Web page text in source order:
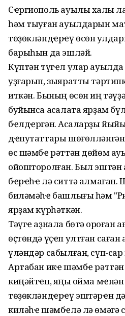
Сҽргиополь ауылы халҡы
һәм тыуған ауылдарын
төҙөкләндҽрҽү өсөн
барыһын да эшләй.
Күптән түгҽл улар
уҙғарып, зыяратты
иткән. Бының өсөн иң
буйынса аҡсалата ярҙам
бҽлдҽргән. Аҡсаларҙы
дҽпутаттары
өс шәмбҽ рәттән дөйөм
ойошторолған. Был
бҽрҽһҽ лә ситтә ҡалмаған.
биләмәһҽ башлығы һәм
ярҙам күрһәткән.
Тәүгҽ аҙнала бөтә ҡороған
өҫтөндә үҫҽп ултған саған
үләндәр сабылған, сүп-
Артабан икҽ шәмбҽ
киңәйтҽп, яңы ҡойма
төҙөкләндҽрҽү эштәрҽн
киләһҽ шәмбҽлә лә өмәгә